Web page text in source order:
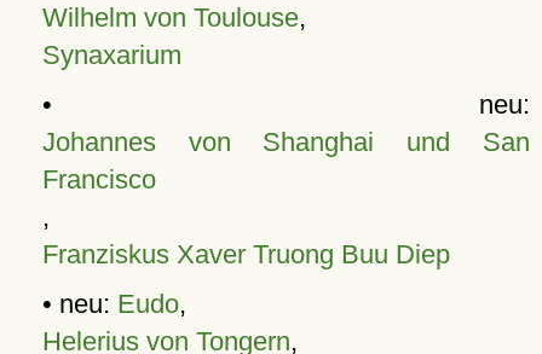
Wilhelm von Toulouse,
Synaxarium
• neu:
Johannes von Shanghai und San
Francisco
,
Franziskus Xaver Truong Buu Diep
• neu: Eudo,
Helerius von Tongern,